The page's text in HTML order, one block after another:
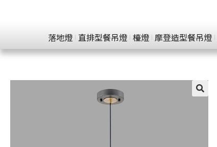
落地燈 直排型餐吊燈 檯燈 摩登造型餐吊燈